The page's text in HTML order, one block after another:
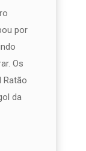
por
Os
Ratão
da